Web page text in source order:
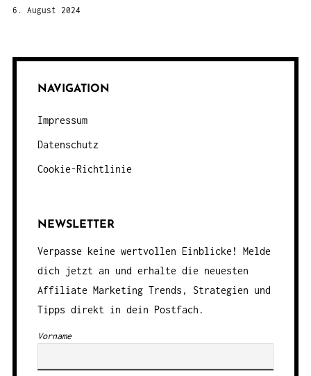
6. August 2024
NAVIGATION
Impressum
Datenschutz
Cookie-Richtlinie
NEWSLETTER
Verpasse keine wertvollen Einblicke! Melde
dich jetzt an und erhalte die neuesten
Affiliate Marketing Trends, Strategien und
Tipps direkt in dein Postfach.
Vorname